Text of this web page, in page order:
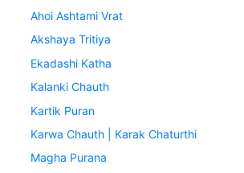
Ahoi Ashtami Vrat
Akshaya Tritiya
Ekadashi Katha
Kalanki Chauth
Kartik Puran
Karwa Chauth | Karak Chaturthi
Magha Purana